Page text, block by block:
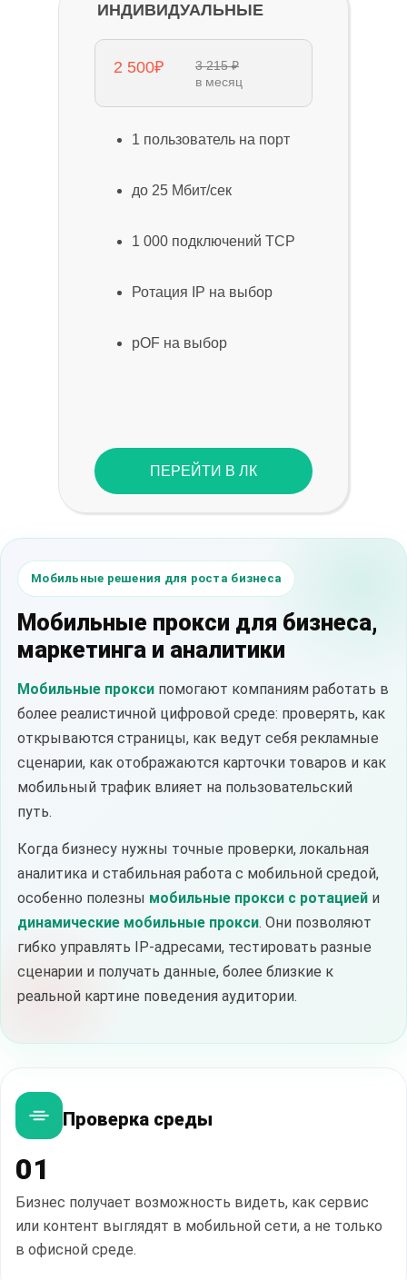
ИНДИВИДУАЛЬНЫЕ
ПЕРЕЙТИ В ЛК
1 пользователь на порт
до 25 Мбит/сек
1 000 подключений TCP
Ротация IP на выбор
pOF на выбор
2 500₽
3 215 ₽
в месяц
Мобильные решения для роста бизнеса
Мобильные прокси для бизнеса,
маркетинга и аналитики
Мобильные прокси помогают компаниям работать в
более реалистичной цифровой среде: проверять, как
открываются страницы, как ведут себя рекламные
сценарии, как отображаются карточки товаров и как
мобильный трафик влияет на пользовательский
путь.
Когда бизнесу нужны точные проверки, локальная
аналитика и стабильная работа с мобильной средой,
особенно полезны мобильные прокси с ротацией и
динамические мобильные прокси. Они позволяют
гибко управлять IP-адресами, тестировать разные
сценарии и получать данные, более близкие к
реальной картине поведения аудитории.
Проверка среды
01
Бизнес получает возможность видеть, как сервис
или контент выглядят в мобильной сети, а не только
в офисной среде.